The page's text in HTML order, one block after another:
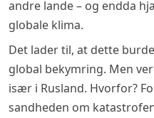
andre lande – og endda
globale klima.
Det lader til, at dette
global bekymring. Men
især i Rusland. Hvorfor?
sandheden om